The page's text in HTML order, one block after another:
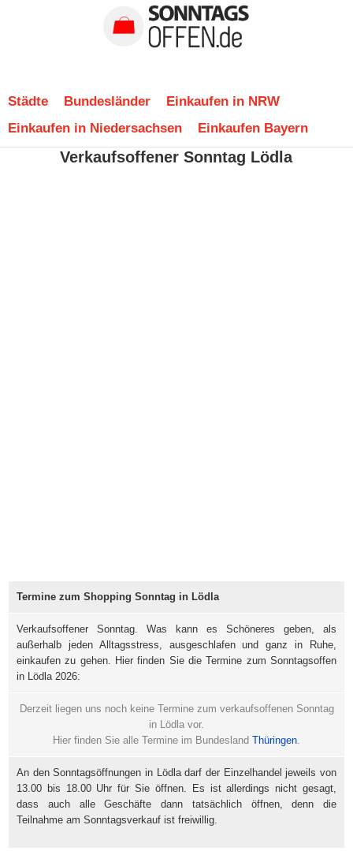
Städte Bundesländer
Einkaufen in NRW
Einkaufen in Niedersachsen
Einkaufen Bayern
Verkaufsoffener Sonntag Lödla
Termine zum Shopping Sonntag in Lödla
Verkaufsoffener Sonntag. Was kann es Schöneres geben, als
außerhalb jeden Alltagsstress, ausgeschlafen und ganz in Ruhe,
einkaufen zu gehen. Hier finden Sie die Termine zum Sonntagsoffen
in Lödla 2026:
Derzeit liegen uns noch keine Termine zum verkaufsoffenen Sonntag
in Lödla vor.
Hier finden Sie alle Termine im Bundesland Thüringen.
An den Sonntagsöffnungen in Lödla darf der Einzelhandel jeweils von
13.00 bis 18.00 Uhr für Sie öffnen. Es ist allerdings nicht gesagt,
dass auch alle Geschäfte dann tatsächlich öffnen, denn die
Teilnahme am Sonntagsverkauf ist freiwillig.